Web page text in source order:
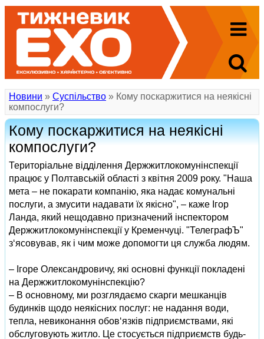
Новини » Суспільство » Кому поскаржитися на неякісні
компослуги?
Кому поскаржитися на неякісні
компослуги?
Територіальне відділення Держжитлокомунінспекції
працює у Полтавській області з квітня 2009 року. "Наша
мета – не покарати компанію, яка надає комунальні
послуги, а змусити надавати їх якісно", – каже Ігор
Ланда, який нещодавно призначений інспектором
Держжитлокомунінспекції у Кременчуці. "ТелеграфЪ"
з‘ясовував, як і чим може допомогти ця служба людям.
– Ігоре Олександровичу, які основні функції покладені
на Держжитлокомунінспекцію?
– В основному, ми розглядаємо скарги мешканців
будинків щодо неякісних послуг: не надання води,
тепла, невиконання обов‘язків підприємствами, які
обслуговують житло. Це стосується підприємств будь-